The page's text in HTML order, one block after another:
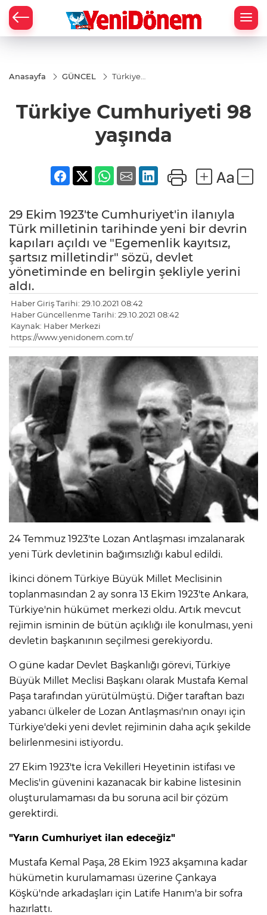
Anasayfa GÜNCEL
Türkiye
Türkiye Cumhuriyeti 98
yaşında
29 Ekim 1923'te Cumhuriyet'in ilanıyla
Türk milletinin tarihinde yeni bir devrin
kapıları açıldı ve "Egemenlik kayıtsız,
şartsız milletindir" sözü, devlet
yönetiminde en belirgin şekliyle yerini
aldı.
Haber Giriş Tarihi: 29.10.2021 08:42
Haber Güncellenme Tarihi: 29.10.2021 08:42
Kaynak: Haber Merkezi
https://www.yenidonem.com.tr/
24 Temmuz 1923'te Lozan Antlaşması imzalanarak
yeni Türk devletinin bağımsızlığı kabul edildi.
İkinci dönem Türkiye Büyük Millet Meclisinin
toplanmasından 2 ay sonra 13 Ekim 1923'te Ankara,
Türkiye'nin hükümet merkezi oldu. Artık mevcut
rejimin isminin de bütün açıklığı ile konulması, yeni
devletin başkanının seçilmesi gerekiyordu.
O güne kadar Devlet Başkanlığı görevi, Türkiye
Büyük Millet Meclisi Başkanı olarak Mustafa Kemal
Paşa tarafından yürütülmüştü. Diğer taraftan bazı
yabancı ülkeler de Lozan Antlaşması'nın onayı için
Türkiye'deki yeni devlet rejiminin daha açık şekilde
belirlenmesini istiyordu.
27 Ekim 1923'te İcra Vekilleri Heyetinin istifası ve
Meclis'in güvenini kazanacak bir kabine listesinin
oluşturulamaması da bu soruna acil bir çözüm
gerektirdi.
"Yarın Cumhuriyet ilan edeceğiz"
Mustafa Kemal Paşa, 28 Ekim 1923 akşamına kadar
hükümetin kurulamaması üzerine Çankaya
Köşkü'nde arkadaşları için Latife Hanım'a bir sofra
hazırlattı.